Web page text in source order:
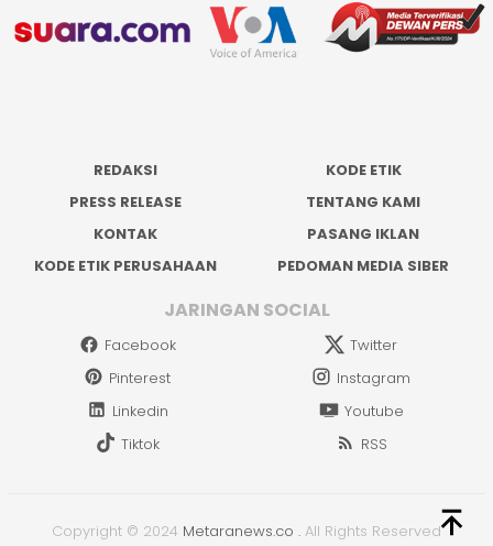
REDAKSI
KODE ETIK
PRESS RELEASE
TENTANG KAMI
KONTAK
PASANG IKLAN
KODE ETIK PERUSAHAAN
PEDOMAN MEDIA SIBER
JARINGAN SOCIAL
Facebook
Twitter
Pinterest
Instagram
Linkedin
Youtube
Tiktok
RSS
Copyright © 2024 Metaranews.co . All Rights Reserved